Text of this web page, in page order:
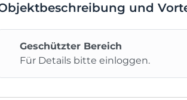
und
Geschützter Bereich
Für Details bitte einloggen.